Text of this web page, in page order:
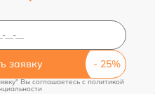
заявку
Вы соглашаетесь cполитикой